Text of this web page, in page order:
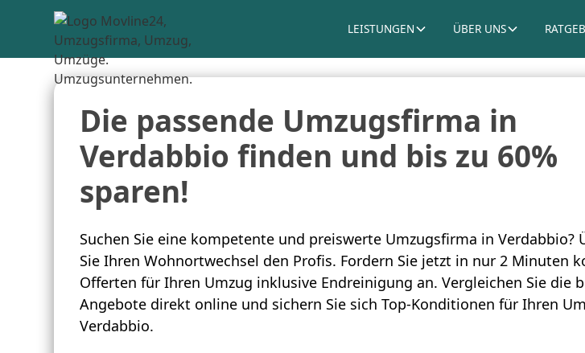
LEISTUNGEN ÜBER UNS
Die passende Umzugsfirma in
Verdabbio finden und bis zu 60%
sparen!
Suchen Sie eine kompetente und preiswerte Umzugsfirma in Verdabbio?
Sie Ihren Wohnortwechsel den Profis. Fordern Sie jetzt in nur 2 Minuten
Offerten für Ihren Umzug inklusive Endreinigung an. Vergleichen Sie die
Angebote direkt online und sichern Sie sich Top-Konditionen für Ihren
Verdabbio.